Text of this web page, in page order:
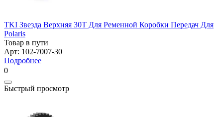
TKI Звезда Верхняя 30T Для Ременной Коробки Передач Для
Polaris
Товар в пути
Арт: 102-7007-30
Подробнее
0
Быстрый просмотр